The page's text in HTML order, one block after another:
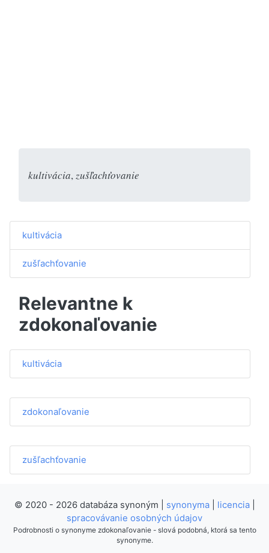
kultivácia, zušľachťovanie
kultivácia
zušľachťovanie
Relevantne k
zdokonaľovanie
kultivácia
zdokonaľovanie
zušľachťovanie
© 2020 - 2026 databáza synoným | synonyma| licencia|
spracovávanie osobných údajov
Podrobnosti o synonyme zdokonaľovanie - slová podobná, ktorá sa tento
synonyme.